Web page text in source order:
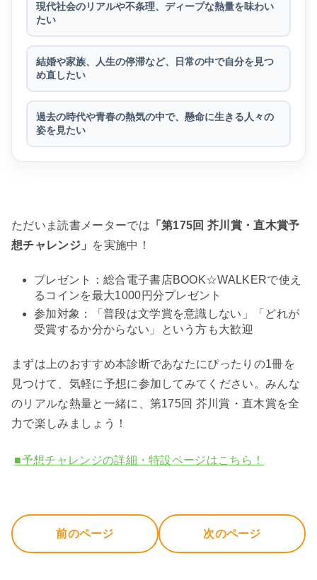
現代社会のリアルや不条理、ディープな熱量を味わい
たい
結婚や家族、人生の停滞など、日常の中で自分を見つ
め直したい
過去の時代や青春の熱気の中で、懸命に生きる人々の
姿を見たい
ただいま読書メーターでは 「第175回 芥川賞・直木賞予
想チャレンジ」
を実施中！
プレゼント：総合電子書店BOOK☆WALKERで使え
るコインを最大1000円分プレゼント
参加対象：「普段は文学賞を意識しない」「どれが
受賞するか分からない」という方も大歓迎
まずは上のおすすめ本診断であなたにぴったりの1冊を
見つけて、気軽に予想に参加してみてください。みんな
のリアルな熱量と一緒に、第175回 芥川賞・直木賞を全
力で楽しみましょう！
■予想チャレンジの詳細・特設ページはこちら！
前のページ 次のページ